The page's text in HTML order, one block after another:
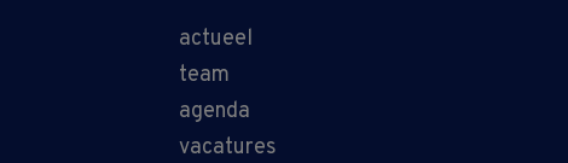
actueel
team
agenda
vacatures